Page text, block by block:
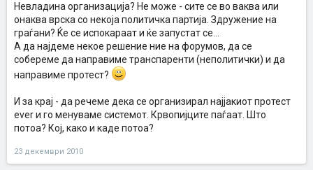
Невладина организација? Не може - сите се во ваква или
онаква врска со некоја политичка партија. Здружение на
граѓани? Ќе се испокараат и ќе запустат се...
А да најдеме некое решение ние на форумов, да се
собереме да направиме транспаренти (неполитички) и да
направиме протест?
И за крај - да речеме дека се организирал најјакиот протест
ever и го менуваме системот. Крвопијците паѓаат. Што
потоа? Кој, како и каде потоа?
23 декември 2010